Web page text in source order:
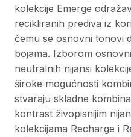
kolekcije Emerge
recikliranih prediva iz
čemu se osnovni tonovi
bojama. Izborom
neutralnih nijansi
široke mogućnosti
stvaraju skladne
kontrast živopisnijim
kolekcijama Recharge i